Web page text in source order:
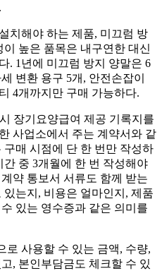
치해야 하는 제품, 미끄럼 방
높은 품목은 내구연한 대신
. 1년에 미끄럼 방지 양말은 6
변환 용구 5개, 안전손잡이
4개까지만 구매 가능하다.
장기요양급여 제공 기록지를
사업소에서 주는 계약서와 같
매 시점에 단 한 번만 작성하
중 3개월에 한 번 작성해야
약 통보서 서류도 함께 받는
는지, 비용은 얼마인지, 제품
있는 영수증과 같은 의미를
로 사용할 수 있는 금액, 수량,
, 본인부담금도 체크할 수 있